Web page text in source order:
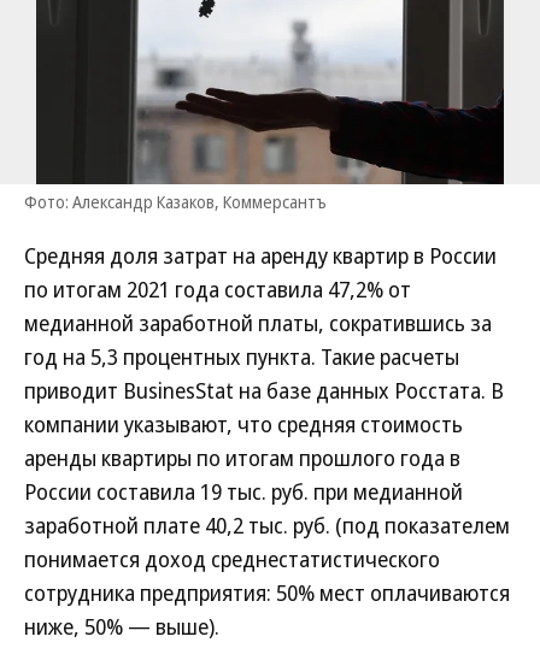
Фото: Александр Казаков, Коммерсантъ
Средняя доля затрат на аренду квартир в России
по итогам 2021 года составила 47,2% от
медианной заработной платы, сократившись за
год на 5,3 процентных пункта. Такие расчеты
приводит BusinesStat на базе данных Росстата. В
компании указывают, что средняя стоимость
аренды квартиры по итогам прошлого года в
России составила 19 тыс. руб. при медианной
заработной плате 40,2 тыс. руб. (под показателем
понимается доход среднестатистического
сотрудника предприятия: 50% мест оплачиваются
ниже, 50% — выше).